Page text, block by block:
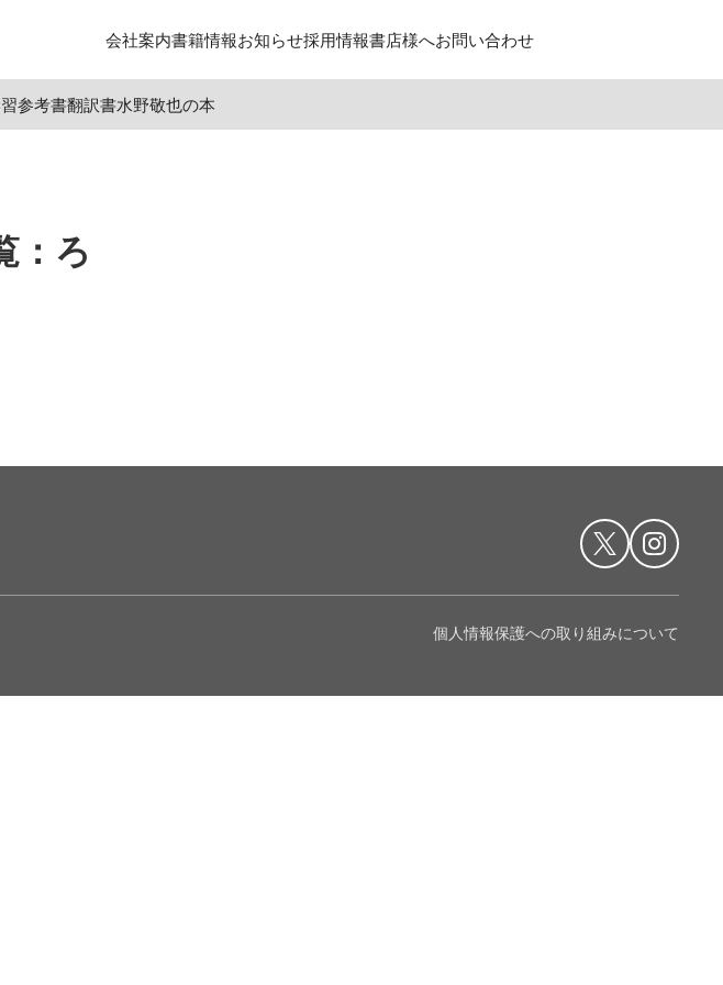
会社案内書籍情報お知らせ採用情報書店様へお問い合わせ
参考書翻訳書水野敬也の本
：ろ
個人情報保護への取り組みについて